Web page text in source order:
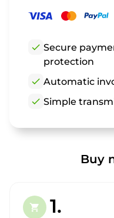
check Secure
protection
check Automatic
check Simple
Buy
shopping_cart 1.